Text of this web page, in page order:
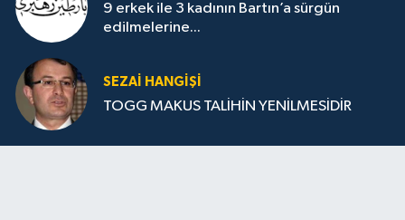
9 erkek ile 3 kadının Bartın’a sürgün
edilmelerine...
SEZAI HANGİŞİ
TOGG MAKUS TALİHİN YENİLMESİDİR